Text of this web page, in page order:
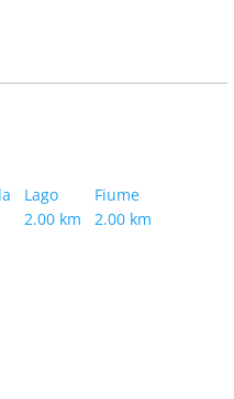
Lago
2.00 km
Fiume
2.00 km